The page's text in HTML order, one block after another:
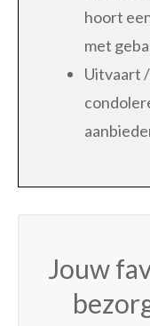
hoort
met
Uitvaart
Jouw